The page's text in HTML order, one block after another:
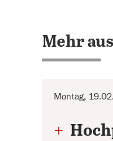
Mehr
Montag,
+